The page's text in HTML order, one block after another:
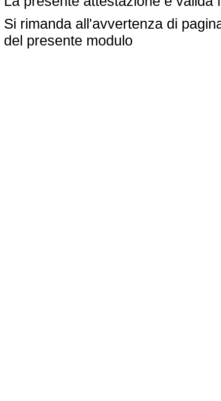
Si rimanda all'avvertenza di
del presente modulo